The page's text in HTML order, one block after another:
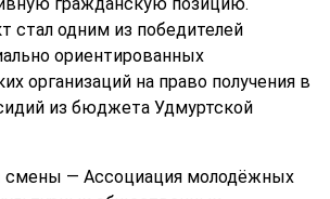
гражданскую позицию.
стал одним из победителей
ориентированных
организаций на право получения в
из бюджета Удмуртской
смены — Ассоциация молодёжных